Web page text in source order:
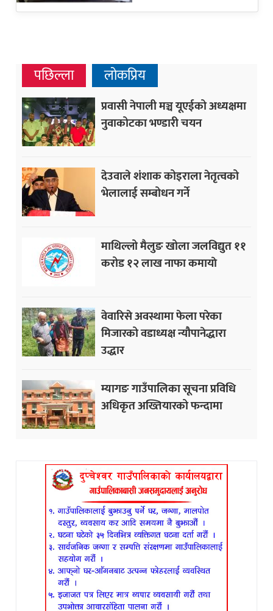
पछिल्ला लोकप्रिय
प्रवासी नेपाली मञ्च यूएईको अध्यक्षमा
नुवाकोटका भण्डारी चयन
देउवाले शंशाक कोइराला नेतृत्वको
भेलालाई सम्बोधन गर्ने
माथिल्लो मैलुङ खोला जलविद्युत ११
करोड १२ लाख नाफा कमायाे
वेवारिसे अवस्थामा फेला परेका
मिजारको वडाध्यक्ष न्यौपानेद्धारा
उद्धार
म्यागङ गाउँपालिका सूचना प्रविधि
अधिकृत अख्तियारको फन्दामा